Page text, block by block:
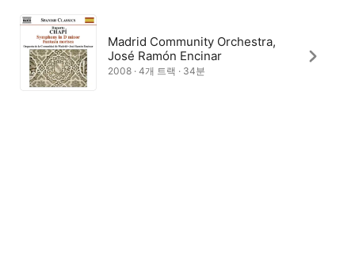
Madrid Community Orchestra,
José Ramón Encinar
2008 · 4개 트랙 · 34분